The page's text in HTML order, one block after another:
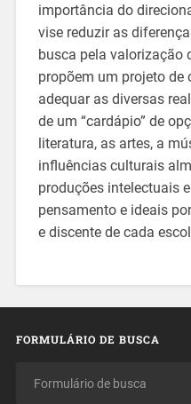
importância do
vise reduzir as
busca pela valorização
propõem um projeto de
adequar as diversas
de um “cardápio” de
literatura, as artes, a
influências culturais
produções intelectuais
pensamento e ideais
e discente de cada
FORMULÁRIO DE BUSCA